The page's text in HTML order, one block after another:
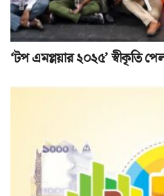
‘টপ এমপ্লয়ার ২০২৫’ স্বীকৃতি